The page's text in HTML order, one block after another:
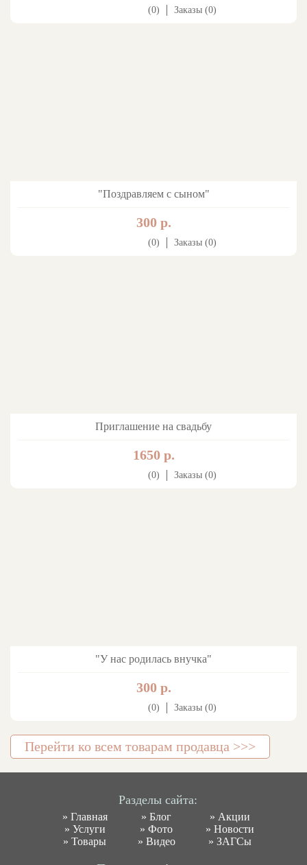
(0) Заказы (0)
"Поздравляем с сыном"
300 р.
(0) Заказы (0)
Приглашение на свадьбу
1650 р.
(0) Заказы (0)
"У нас родилась внучка"
300 р.
(0) Заказы (0)
Перейти ко всем товарам продавца >>>
Разделы сайта:
» Главная
» Услуги
»Товары
»Блог
»Фото
» Видео
» Акции
» Новости
» ЗАГСы